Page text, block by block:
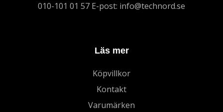
010-101 01 57 E-post: info@technord.se
Läs mer
Köpvillkor
Kontakt
Varumärken